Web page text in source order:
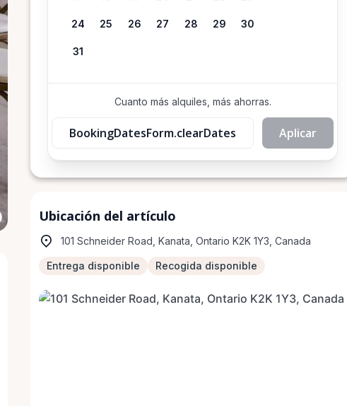
24 25 26 27 28 29 30
31
Cuanto más alquiles, más ahorras.
BookingDatesForm.clearDates Aplicar
Ubicación del artículo
101 Schneider Road, Kanata, Ontario K2K 1Y3, Canada
Entrega disponible Recogida disponible